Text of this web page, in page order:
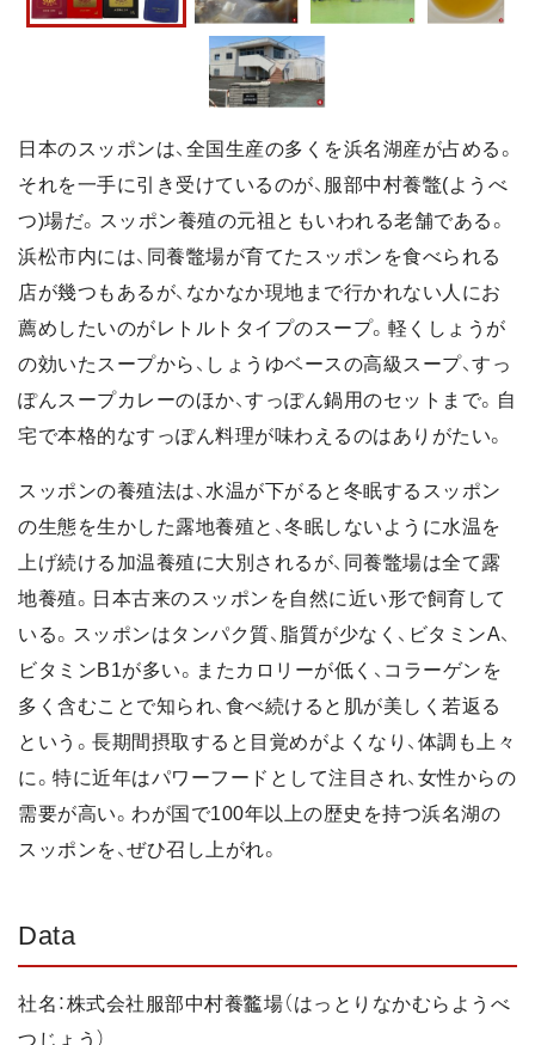
日本のスッポンは、全国生産の多くを浜名湖産が占める。
それを一手に引き受けているのが、服部中村養鼈(ようべ
つ)場だ。スッポン養殖の元祖ともいわれる老舗である。
浜松市内には、同養鼈場が育てたスッポンを食べられる
店が幾つもあるが、なかなか現地まで行かれない人にお
薦めしたいのがレトルトタイプのスープ。軽くしょうが
の効いたスープから、しょうゆベースの高級スープ、すっ
ぽんスープカレーのほか、すっぽん鍋用のセットまで。自
宅で本格的なすっぽん料理が味わえるのはありがたい。
スッポンの養殖法は、水温が下がると冬眠するスッポン
の生態を生かした露地養殖と、冬眠しないように水温を
上げ続ける加温養殖に大別されるが、同養鼈場は全て露
地養殖。日本古来のスッポンを自然に近い形で飼育して
いる。スッポンはタンパク質、脂質が少なく、ビタミンA、
ビタミンB1が多い。またカロリーが低く、コラーゲンを
多く含むことで知られ、食べ続けると肌が美しく若返る
という。長期間摂取すると目覚めがよくなり、体調も上々
に。特に近年はパワーフードとして注目され、女性からの
需要が高い。わが国で100年以上の歴史を持つ浜名湖の
スッポンを、ぜひ召し上がれ。
Data
社名：株式会社服部中村養龞場（はっとりなかむらようべ
つじょう）